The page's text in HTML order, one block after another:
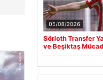
05/08/2026
Sörloth Transfer
ve Beşiktaş